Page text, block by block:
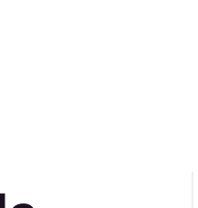
le budget de votre foyer
de